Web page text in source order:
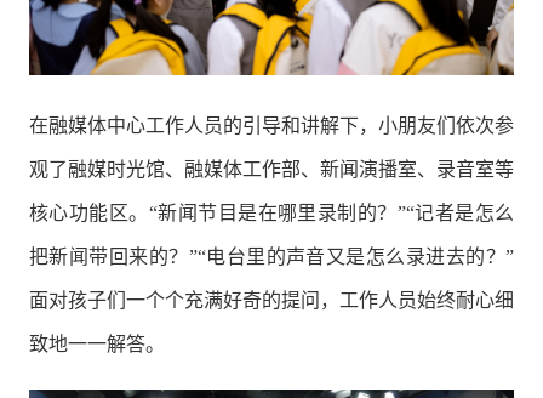
在融媒体中心工作人员的引导和讲解下，小朋友们依次参
观了融媒时光馆、融媒体工作部、新闻演播室、录音室等
核心功能区。“新闻节目是在哪里录制的？”“记者是怎么
把新闻带回来的？”“电台里的声音又是怎么录进去的？”
面对孩子们一个个充满好奇的提问，工作人员始终耐心细
致地一一解答。